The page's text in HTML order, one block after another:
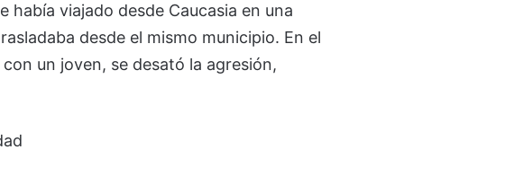
viajado desde Caucasia en una
desde el mismo municipio. En el
un joven, se desató la agresión,